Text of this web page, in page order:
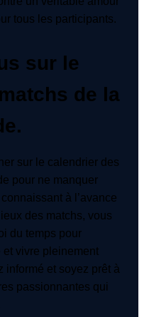
tous les participants.
sur le
de la
sur le calendrier des
pour ne manquer
à l’avance
des matchs, vous
du temps pour
et vivre pleinement
informé et soyez prêt à
passionnantes qui